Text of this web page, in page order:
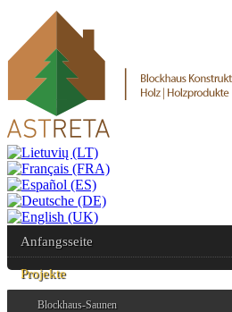
Anfangsseite
Projekte
Blockhaus-Saunen